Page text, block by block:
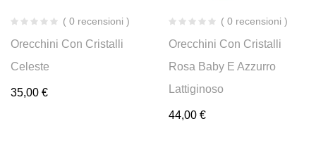
( 0 recensioni )
Orecchini Con Cristalli
Celeste
35,00 €
( 0 recensioni )
Orecchini Con Cristalli
Rosa Baby E Azzurro
Lattiginoso
44,00 €